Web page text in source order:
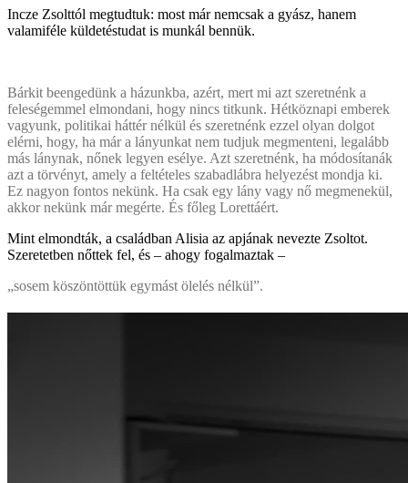
Incze Zsolttól megtudtuk: most már nemcsak a gyász, hanem
valamiféle küldetéstudat is munkál bennük.
Bárkit beengedünk a házunkba, azért, mert mi azt szeretnénk a
feleségemmel elmondani, hogy nincs titkunk. Hétköznapi emberek
vagyunk, politikai háttér nélkül és szeretnénk ezzel olyan dolgot
elérni, hogy, ha már a lányunkat nem tudjuk megmenteni, legalább
más lánynak, nőnek legyen esélye. Azt szeretnénk, ha módosítanák
azt a törvényt, amely a feltételes szabadlábra helyezést mondja ki.
Ez nagyon fontos nekünk. Ha csak egy lány vagy nő megmenekül,
akkor nekünk már megérte. És főleg Lorettáért.
Mint elmondták, a családban Alisia az apjának nevezte Zsoltot.
Szeretetben nőttek fel, és – ahogy fogalmaztak –
„sosem köszöntöttük egymást ölelés nélkül”.